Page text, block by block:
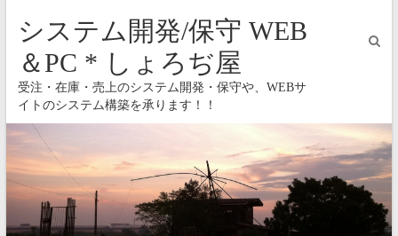
システム開発/保守 WEB
＆PC * しょろぢ屋
受注・在庫・売上のシステム開発・保守や、WEBサ
イトのシステム構築を承ります！！